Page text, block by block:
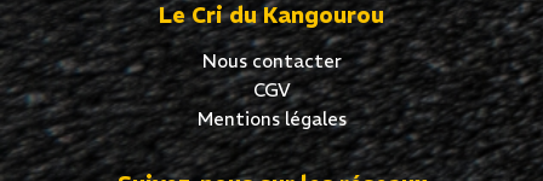
Le Cri du Kangourou
Nous contacter
CGV
Mentions légales